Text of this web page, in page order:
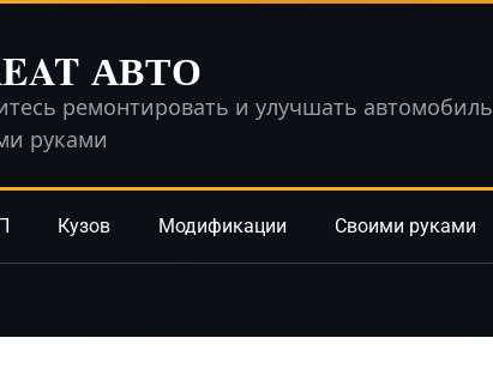
АВТО
ремонтировать и улучшать автомобиль
руками
Кузов Модификации Своими руками